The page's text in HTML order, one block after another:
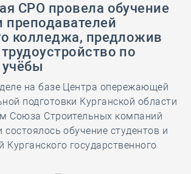
СРО провела обучение
преподавателей
колледжа, предложив
по
на базе Центра опережающей
подготовки Курганской области
Союза Строительных компаний
обучение студентов и
Курганского государственного